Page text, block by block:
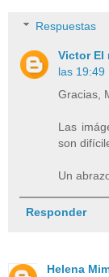
Respuestas
Victor El
las 19:49
Gracias,
Las
son
Un
Responder
Helena